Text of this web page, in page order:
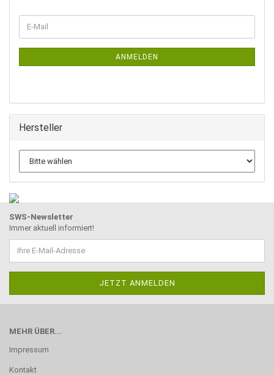
ZUR
NEWSLETTER-
E-
Mail
ANMELDEN
Hersteller
SWS-Newsletter
Immer aktuell informiert!
MEHR ÜBER...
Impressum
Kontakt